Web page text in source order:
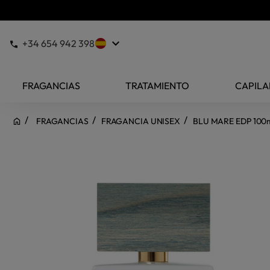
+34 654 942 398 keyboard_arrow_down
FRAGANCIAS TRATAMIENTO
FRAGANCIAS FRAGANCIA UNISEX BLU MARE EDP